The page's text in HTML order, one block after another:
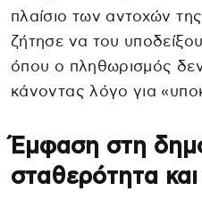
πλαίσιο των αντοχών
ζήτησε να του
όπου ο πληθωρισμός
κάνοντας λόγο για
Έμφαση στη
σταθερότητα